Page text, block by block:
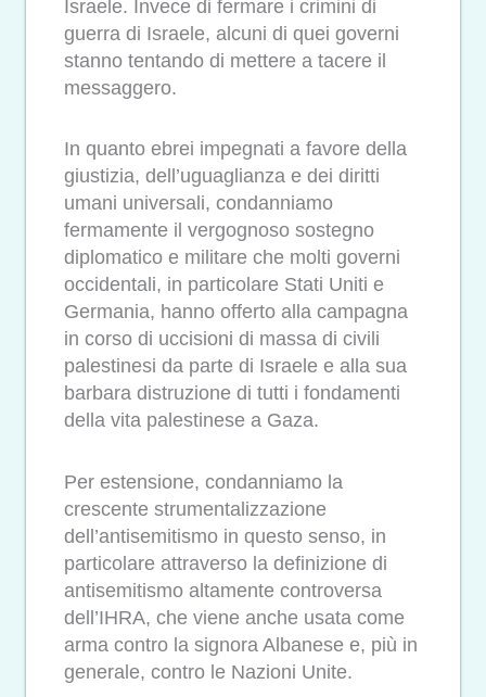
Israele. Invece di fermare i crimini di
guerra di Israele, alcuni di quei governi
stanno tentando di mettere a tacere il
messaggero.
In quanto ebrei impegnati a favore della
giustizia, dell’uguaglianza e dei diritti
umani universali, condanniamo
fermamente il vergognoso sostegno
diplomatico e militare che molti governi
occidentali, in particolare Stati Uniti e
Germania, hanno offerto alla campagna
in corso di uccisioni di massa di civili
palestinesi da parte di Israele e alla sua
barbara distruzione di tutti i fondamenti
della vita palestinese a Gaza.
Per estensione, condanniamo la
crescente strumentalizzazione
dell’antisemitismo in questo senso, in
particolare attraverso la definizione di
antisemitismo altamente controversa
dell’IHRA, che viene anche usata come
arma contro la signora Albanese e, più in
generale, contro le Nazioni Unite.